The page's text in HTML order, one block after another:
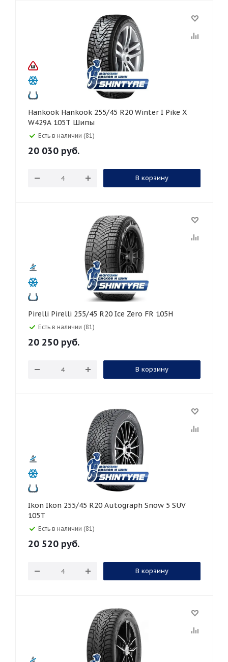
Hankook Hankook 255/45 R20 Winter I Pike X
W429A 105T Шипы
Есть в наличии (81)
20 030 руб.
В корзину
Pirelli Pirelli 255/45 R20 Ice Zero FR 105H
Есть в наличии (81)
20 250 руб.
В корзину
Ikon Ikon 255/45 R20 Autograph Snow 5 SUV
105T
Есть в наличии (81)
20 520 руб.
В корзину